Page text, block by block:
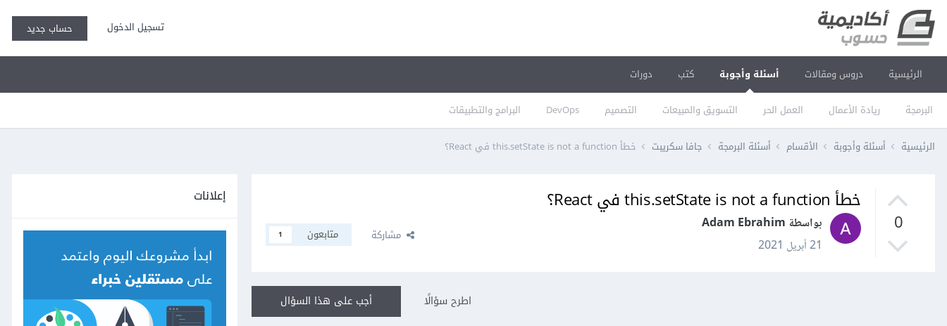
تسجيل الدخول حساب جديد
الرئيسية دروس ومقالات أسئلة وأجوبة
البرمجة ريادة الأعمال العمل الحر التسويق والمبيعات التصميم DevOps البرامج والتطبيقات
كتب دورات
الرئيسية أسئلة وأجوبة الأقسام أسئلة البرمجة جافا سكريبت خطأ this.setState is not a function في React؟
0
خطأ this.setState is not a function في React؟
بواسطة Adam Ebrahim
21 أبريل 2021
مشاركة متابعون 1
أجب على هذا السؤال اطرح سؤالًا
إعلانات